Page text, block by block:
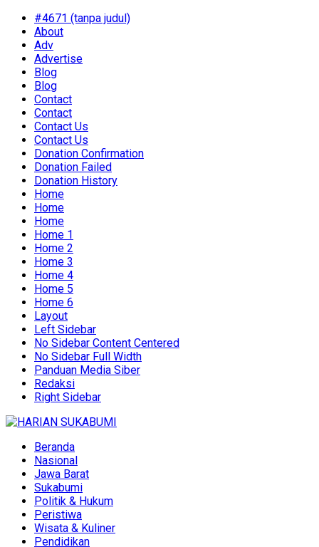
#4671 (tanpa judul)
About
Adv
Advertise
Blog
Blog
Contact
Contact
Contact Us
Contact Us
Donation Confirmation
Donation Failed
Donation History
Home
Home
Home
Home 1
Home 2
Home 3
Home 4
Home 5
Home 6
Layout
Left Sidebar
No Sidebar Content Centered
No Sidebar Full Width
Panduan Media Siber
Redaksi
Right Sidebar
Beranda
Nasional
Jawa Barat
Sukabumi
Politik & Hukum
Peristiwa
Wisata & Kuliner
Pendidikan